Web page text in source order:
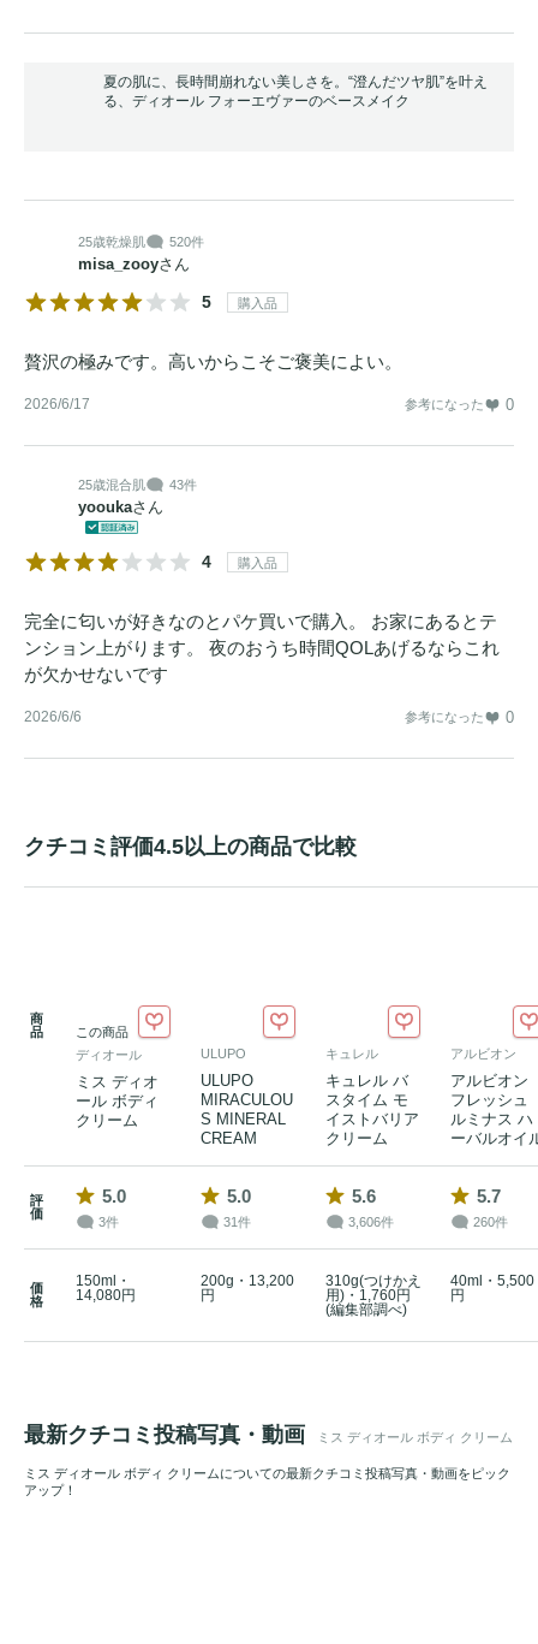
夏の肌に、長時間崩れない美しさを。“澄んだツヤ肌”を叶え
る、ディオール フォーエヴァーのベースメイク
25歳乾燥肌 520件
misa_zooyさん
5 購入品
贅沢の極みです。高いからこそご褒美によい。
2026/6/17 参考になった 0
25歳混合肌 43件
yooukaさん
4 購入品
完全に匂いが好きなのとパケ買いで購入。 お家にあるとテ
ンション上がります。 夜のおうち時間QOLあげるならこれ
が欠かせないです
2026/6/6 参考になった 0
クチコミ評価4.5以上の商品で比較
商
品
この商品
ディオール
ミス ディオ
ール ボディ
クリーム
ULUPO
ULUPO
MIRACULOU
S MINERAL
CREAM
キュレル
キュレル バ
スタイム モ
イストバリア
クリーム
アルビオン
アルビオン
フレッシュ
ルミナス ハ
ーバルオイ
評
価
5.0
3件
5.0
31件
5.6
3,606件
5.7
260件
価
格
150ml・
14,080円
200g・13,200
円
310g(つけかえ
用)・1,760円
(編集部調べ)
40ml・5,500
円
最新クチコミ投稿写真・動画 ミス ディオール ボディ クリーム
ミス ディオール ボディ クリームについての最新クチコミ投稿写真・動画をピック
アップ！